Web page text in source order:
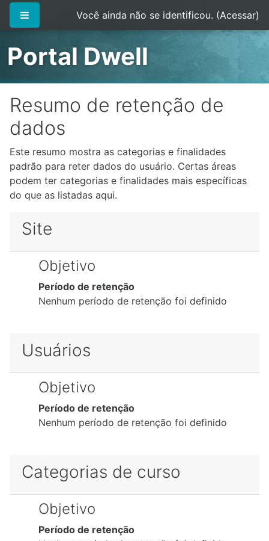
Ir para o conteúdo principal
Painel lateralVocê ainda não se identificou. (Acessar)
Portal Dwell
Resumo de retenção de
dados
Este resumo mostra as categorias e finalidades
padrão para reter dados do usuário. Certas áreas
podem ter categorias e finalidades mais específicas
do que as listadas aqui.
Site
Objetivo
Período de retenção
Nenhum período de retenção foi definido
Usuários
Objetivo
Período de retenção
Nenhum período de retenção foi definido
Categorias de curso
Objetivo
Período de retenção